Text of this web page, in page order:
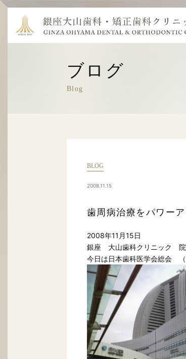
ブログ
Blog
BLOG
2008.11.15
歯周病治療をパワー
2008年11月15日
銀座 大山歯科クリニック 院
今日は日本歯科医学会総会